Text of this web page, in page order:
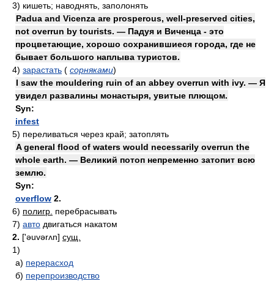
3) кишеть; наводнять, заполонять
Padua and Vicenza are prosperous, well-preserved cities,
not overrun by tourists. — Падуя и Виченца - это
процветающие, хорошо сохранившиеся города, где не
бывает большого наплыва туристов.
4) зарастать ( сорняками)
I saw the mouldering ruin of an abbey overrun with ivy. — Я
увидел развалины монастыря, увитые плющом.
Syn:
infest
5) переливаться через край; затоплять
A general flood of waters would necessarily overrun the
whole earth. — Великий потоп непременно затопит всю
землю.
Syn:
overflow 2.
6) полигр. перебрасывать
7) авто двигаться накатом
2. ['əuvərʌn] сущ.
1)
а) перерасход
б) перепроизводство